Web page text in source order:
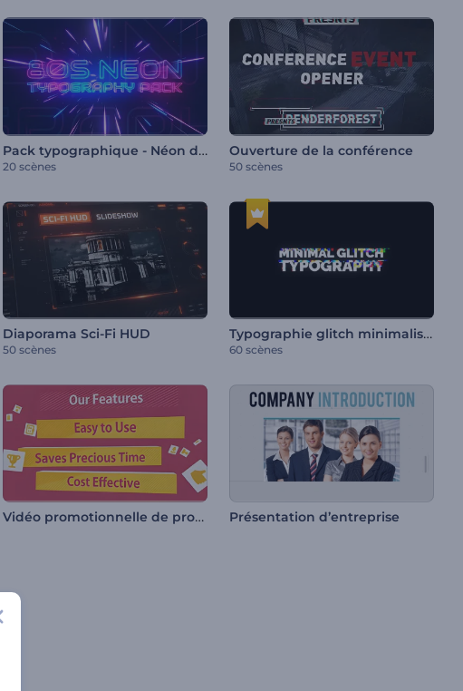
Pack typographique - Néon des années 80
20 scènes
Ouverture de la conférence
50 scènes
Diaporama Sci-Fi HUD
50 scènes
Typographie glitch minimaliste
60 scènes
Vidéo promotionnelle de produit ou de service Présentation d’entreprise